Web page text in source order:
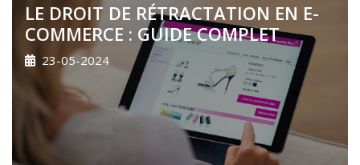
LE DROIT DE RÉTRACTATION EN E-
COMMERCE : GUIDE COMPLET
23-05-2024